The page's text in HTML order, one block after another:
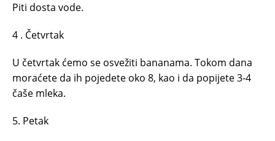
Piti dosta vode.
4 . Četvrtak
U četvrtak ćemo se osvežiti bananama. Tokom dana
moraćete da ih pojedete oko 8, kao i da popijete 3-4
čaše mleka.
5. Petak